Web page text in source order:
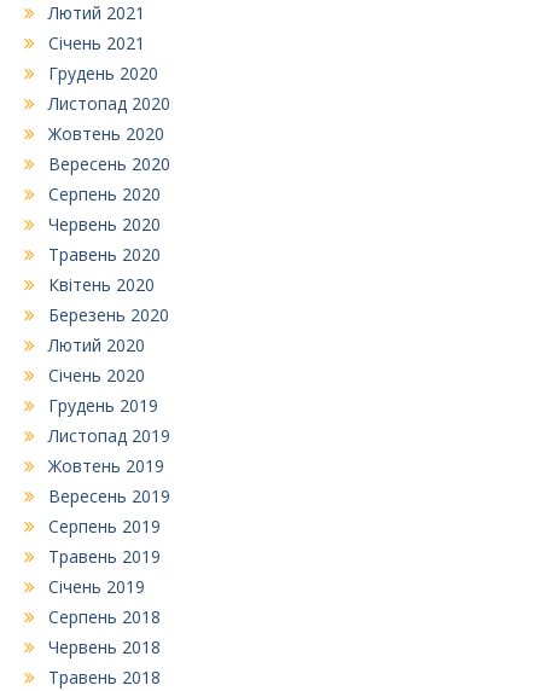
Лютий 2021
Січень 2021
Грудень 2020
Листопад 2020
Жовтень 2020
Вересень 2020
Серпень 2020
Червень 2020
Травень 2020
Квітень 2020
Березень 2020
Лютий 2020
Січень 2020
Грудень 2019
Листопад 2019
Жовтень 2019
Вересень 2019
Серпень 2019
Травень 2019
Січень 2019
Серпень 2018
Червень 2018
Травень 2018